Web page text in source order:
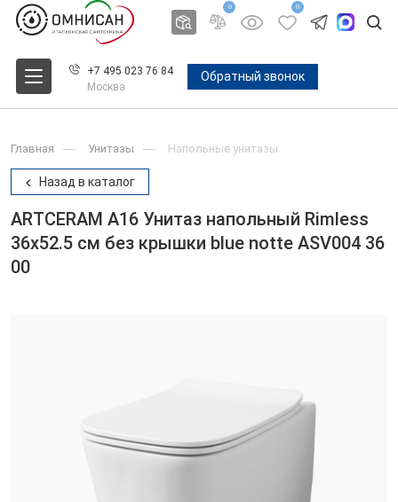
0 0
+7 495 023 76 84
Москва
Обратный звонок
Главная Унитазы Напольные унитазы
Назад в каталог
ARTCERAM A16 Унитаз напольный Rimless
36х52.5 см без крышки blue notte ASV004 36
00